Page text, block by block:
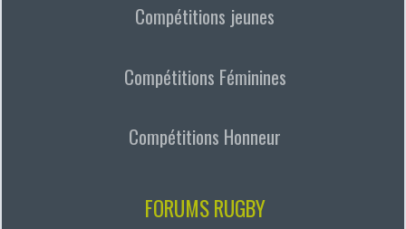
Compétitions jeunes
Compétitions Féminines
Compétitions Honneur
FORUMS RUGBY